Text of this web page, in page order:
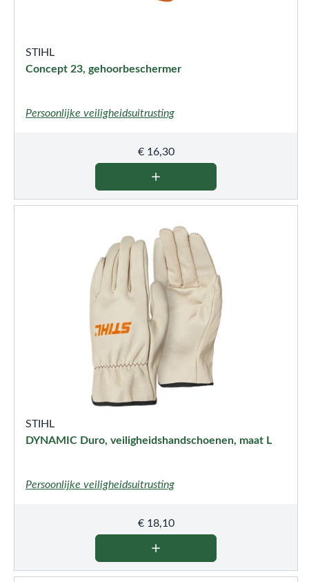
STIHL
Concept 23, gehoorbeschermer
Persoonlijke veiligheidsuitrusting
€16,30
STIHL
DYNAMIC Duro, veiligheidshandschoenen, maat L
Persoonlijke veiligheidsuitrusting
€18,10